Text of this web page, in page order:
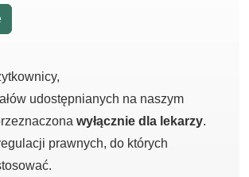
udostępnianych na naszym
wyłącznie dla lekarzy.
prawnych, do których